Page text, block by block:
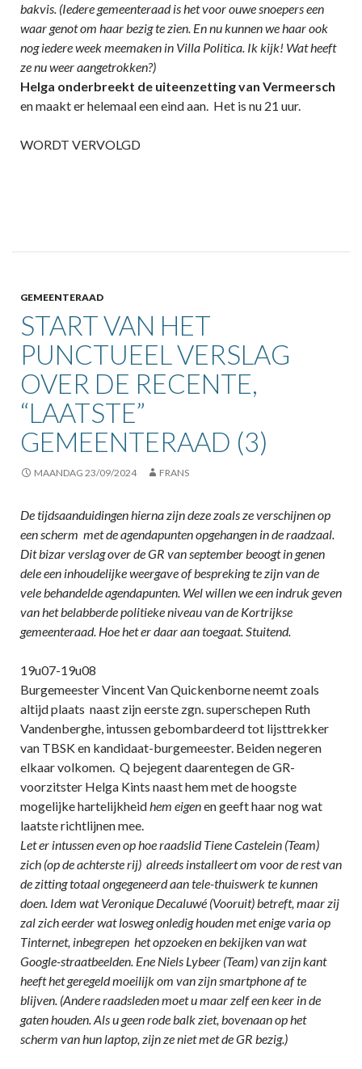
bakvis. (Iedere gemeenteraad is het voor ouwe snoepers een
waar genot om haar bezig te zien. En nu kunnen we haar ook
nog iedere week meemaken in Villa Politica. Ik kijk! Wat heeft
ze nu weer aangetrokken?)
Helga onderbreekt de uiteenzetting van Vermeersch
en maakt er helemaal een eind aan. Het is nu 21 uur.
WORDT VERVOLGD
GEMEENTERAAD
START VAN HET
PUNCTUEEL VERSLAG
OVER DE RECENTE,
“LAATSTE”
GEMEENTERAAD (3)
MAANDAG 23/09/2024 FRANS
De tijdsaanduidingen hierna zijn deze zoals ze verschijnen op
een scherm met de agendapunten opgehangen in de raadzaal.
Dit bizar verslag over de GR van september beoogt in genen
dele een inhoudelijke weergave of bespreking te zijn van de
vele behandelde agendapunten. Wel willen we een indruk geven
van het belabberde politieke niveau van de Kortrijkse
gemeenteraad. Hoe het er daar aan toegaat. Stuitend.
19u07-19u08
Burgemeester Vincent Van Quickenborne neemt zoals
altijd plaats naast zijn eerste zgn. superschepen Ruth
Vandenberghe, intussen gebombardeerd tot lijsttrekker
van TBSK en kandidaat-burgemeester. Beiden negeren
elkaar volkomen. Q bejegent daarentegen de GR-
voorzitster Helga Kints naast hem met de hoogste
mogelijke hartelijkheidhem eigenen geeft haar nog wat
laatste richtlijnen mee.
Let er intussen even op hoe raadslid Tiene Castelein (Team)
zich (op de achterste rij) alreeds installeert om voor de rest van
de zitting totaal ongegeneerd aan tele-thuiswerk te kunnen
doen. Idem wat Veronique Decaluwé (Vooruit) betreft, maar zij
zal zich eerder wat losweg onledig houden met enige varia op
Tinternet, inbegrepen het opzoeken en bekijken van wat
Google-straatbeelden. Ene Niels Lybeer (Team) van zijn kant
heeft het geregeld moeilijk om van zijn smartphone af te
blijven. (Andere raadsleden moet u maar zelf een keer in de
gaten houden. Als u geen rode balk ziet, bovenaan op het
scherm van hun laptop, zijn ze niet met de GR bezig.)